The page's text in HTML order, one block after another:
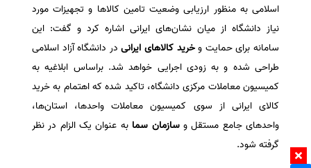
اسلامی به منظور ارزیابی وضعیت تامین کالا‌ها و تجهیزات مورد
نیاز دانشگاه از میان نشان‌های ایرانی اشاره کرد و گفت: این
سامانه برای حمایت وخرید کالا‌های ایرانیدر دانشگاه آزاد اسلامی
طراحی شده و به زودی اجرایی خواهد شد. براساس ابلاغیه به
کمیسیون معاملات مرکزی دانشگاه، تاکید شده که اهتمام به خرید
کالای ایرانی از سوی کمیسیون معاملات واحدها، استان‌ها،
واحد‌های جامع مستقل وسازمان سما به عنوان یک الزام در نظر
گرفته شود.